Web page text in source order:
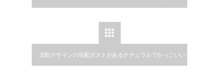

北欧デザインの宅配ポストがあるナチュラルでかっこいい